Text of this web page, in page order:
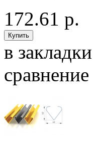
172.61 р.
в закладки
сравнение